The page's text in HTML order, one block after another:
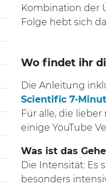
Kombination der
Folge hebt sich
Wo findet ihr
Die Anleitung
Scientific 7-
Für alle, die
einige YouTube
Was ist das
Die Intensität: Es
besonders